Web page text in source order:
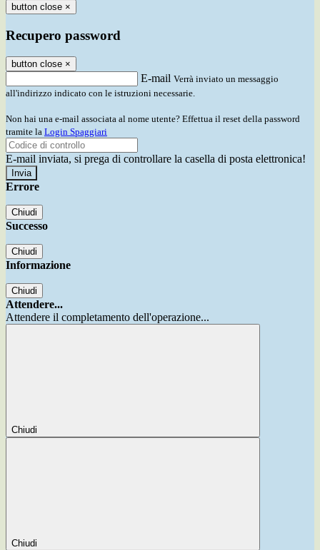
button close ×
Recupero password
button close ×
E-mail Verrà inviato un messaggio
all'indirizzo indicato con le istruzioni necessarie.
Non hai una e-mail associata al nome utente? Effettua il reset della password
tramite la Login Spaggiari
E-mail inviata, si prega di controllare la casella di posta elettronica!
Errore
Chiudi
Successo
Chiudi
Informazione
Chiudi
Attendere...
Attendere il completamento dell'operazione...
Chiudi
Chiudi